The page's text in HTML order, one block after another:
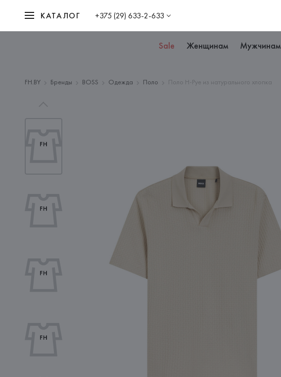
КАТАЛОГ +375 (29) 633-2-633
Sale Женщинам Мужчинам
FH.BY Бренды BOSS Одежда Поло Поло H-Pye из натурального хлопка